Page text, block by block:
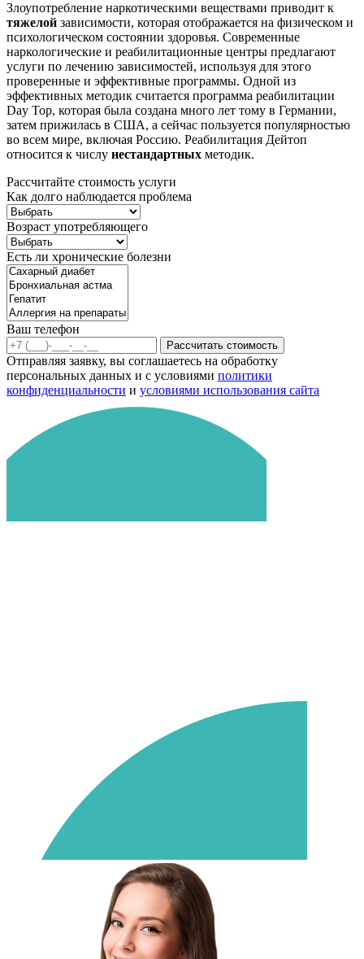
Злоупотребление наркотическими веществами приводит к
тяжелой зависимости, которая отображается на физическом и
психологическом состоянии здоровья. Современные
наркологические и реабилитационные центры предлагают
услуги по лечению зависимостей, используя для этого
проверенные и эффективные программы. Одной из
эффективных методик считается программа реабилитации
Day Top, которая была создана много лет тому в Германии,
затем прижилась в США, а сейчас пользуется популярностью
во всем мире, включая Россию. Реабилитация Дейтоп
относится к числу нестандартных методик.
Рассчитайте стоимость услуги
Как долго наблюдается проблема
Возраст употребляющего
Есть ли хронические болезни
Ваш телефон
Рассчитать стоимость
Отправляя заявку, вы соглашаетесь на обработку
персональных данных и с условиями политики
конфиденциальности и условиями использования сайта